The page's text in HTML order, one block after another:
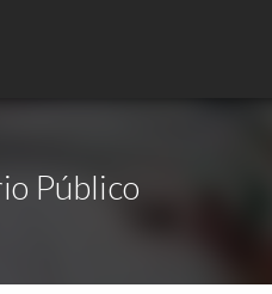
Público